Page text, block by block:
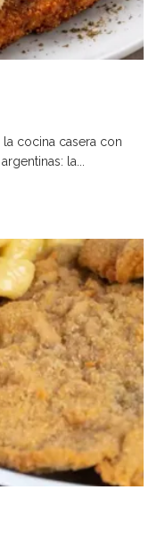
la cocina casera con
la